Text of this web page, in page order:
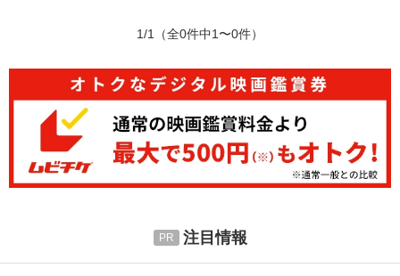
1/1 （全0件中1〜0件）
注目情報